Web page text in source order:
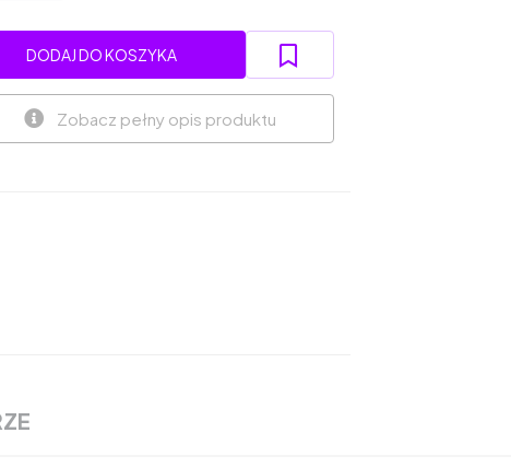
DODAJ DO KOSZYKA
Zobacz pełny opis produktu